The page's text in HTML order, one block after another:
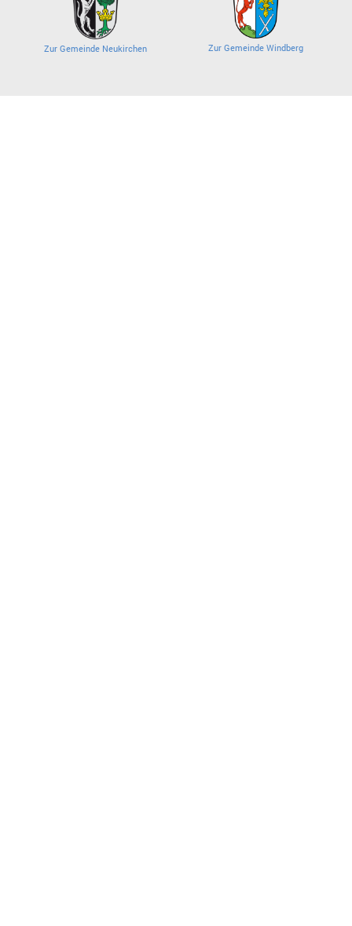
Zur Gemeinde Neukirchen Zur Gemeinde Windberg